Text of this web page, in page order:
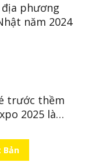
địa phương
năm 2024
trước thềm
2025 là
Bản